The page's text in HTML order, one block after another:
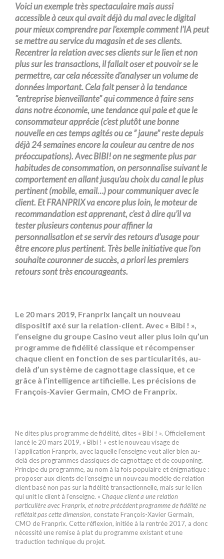
Voici un exemple très spectaculaire mais aussi
accessible à ceux qui avait déjà du mal avec le digital
pour mieux comprendre par l’exemple comment l’IA peut
se mettre au service du magasin et de ses clients.
Recentrer la relation avec ses clients sur le lien et non
plus sur les transactions, il fallait oser et pouvoir se le
permettre, car cela nécessite d’analyser un volume de
données important. Cela fait penser à la tendance
“entreprise bienveillante” qui commence à faire sens
dans notre économie, une tendance qui paie et que le
consommateur apprécie (c’est plutôt une bonne
nouvelle en ces temps agités ou ce ” jaune” reste depuis
déjà 24 semaines encore la couleur au centre de nos
préoccupations). Avec BIBI! on ne segmente plus par
habitudes de consommation, on personnalise suivant le
comportement en allant jusqu’au choix du canal le plus
pertinent (mobile, email…) pour communiquer avec le
client. Et FRANPRIX va encore plus loin, le moteur de
recommandation est apprenant, c’est à dire qu’il va
tester plusieurs contenus pour affiner la
personnalisation et se servir des retours d’usage pour
être encore plus pertinent. Très belle initiative que l’on
souhaite couronner de succès, a priori les premiers
retours sont très encourageants.
Le 20 mars 2019, Franprix lançait un nouveau
dispositif axé sur la relation-client. Avec « Bibi ! »,
l’enseigne du groupe Casino veut aller plus loin qu’un
programme de fidélité classique et récompenser
chaque client en fonction de ses particularités, au-
delà d’un système de cagnottage classique, et ce
grâce à l’intelligence artificielle. Les précisions de
François-Xavier Germain, CMO de Franprix.
Ne dites plus programme de fidélité, dites « Bibi ! ». Officiellement
lancé le 20 mars 2019, « Bibi ! » est le nouveau visage de
l’application Franprix, avec laquelle l’enseigne veut aller bien au-
delà des programmes classiques de cagnottage et de couponing.
Principe du programme, au nom à la fois populaire et énigmatique :
proposer aux clients de l’enseigne un nouveau modèle de relation
client basé non pas sur la fidélité transactionnelle, mais sur le lien
qui unit le client à l’enseigne. « Chaque client a une relation
particulière avec Franprix, et notre précédent programme de fidélité ne
reflétait pas cette dimension, constate François-Xavier Germain,
CMO de Franprix. Cette réflexion, initiée à la rentrée 2017, a donc
nécessité une remise à plat du programme existant et une
traduction technique du projet.